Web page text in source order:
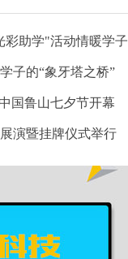
彩助学"活动情暖学子
子的“象牙塔之桥”
国鲁山七夕节开幕
演暨挂牌仪式举行